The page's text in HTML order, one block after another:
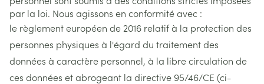
par la loi. Nous agissons en conformité avec :
le règlement européen de 2016 relatif à la protection des
personnes physiques à l'égard du traitement des
données à caractère personnel, à la libre circulation de
ces données et abrogeant la directive 95/46/CE (ci-